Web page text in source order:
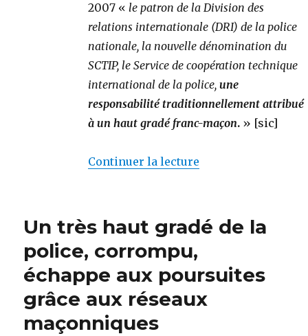
2007 « le patron de la Division des
relations internationale (DRI) de la police
nationale, la nouvelle dénomination du
SCTIP, le Service de coopération technique
international de la police, une
responsabilité traditionnellement attribué
à un haut gradé franc-maçon. » [sic]
Continuer la lecture
Un très haut gradé de la
police, corrompu,
échappe aux poursuites
grâce aux réseaux
maçonniques